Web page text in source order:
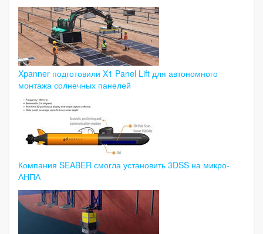
Xpanner подготовили X1 Panel Lift для автономного
монтажа солнечных панелей
Компания SEABER смогла установить 3DSS на микро-
АНПА